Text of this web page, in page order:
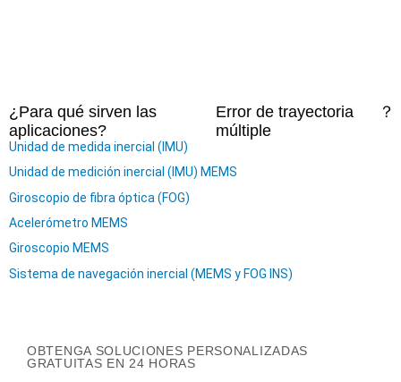
¿Para qué sirven las
aplicaciones?
Error de trayectoria
múltiple
？
Unidad de medida inercial (IMU)
Unidad de medición inercial (IMU) MEMS
Giroscopio de fibra óptica (FOG)
Acelerómetro MEMS
Giroscopio MEMS
Sistema de navegación inercial (MEMS y FOG INS)
OBTENGA SOLUCIONES PERSONALIZADAS
GRATUITAS EN 24 HORAS